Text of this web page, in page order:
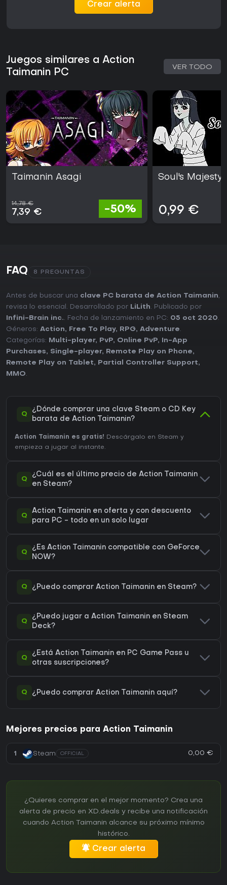
Crear alerta
Juegos similares a Action
Taimanin PC
VER TODO
Taimanin Asagi
14,78 €
7,39 € -50%
Soul's Majesty
0,99 €
FAQ 8 PREGUNTAS
Antes de buscar una clave PC barata de Action Taimanin,
revisa lo esencial. Desarrollado por LiLith. Publicado por
Infini-Brain inc.. Fecha de lanzamiento en PC: 05 oct 2020.
Géneros: Action, Free To Play, RPG, Adventure.
Categorías:
Multi-player, PvP, Online PvP,
In-App
Purchases, Single-player, Remote Play on Phone,
Remote Play on Tablet, Partial Controller Support,
MMO.
Q
¿Dónde comprar una clave Steam o CD Key
barata de Action Taimanin?
Action Taimanin es gratis! Descárgalo en Steam y
empieza a jugar al instante.
Q
¿Cuál es el último precio de Action Taimanin
en Steam?
Q
Action Taimanin en oferta y con descuento
para PC - todo en un solo lugar
Q
¿Es Action Taimanin compatible con GeForce
NOW?
Q ¿Puedo comprar Action Taimanin en Steam?
Q
¿Puedo jugar a Action Taimanin en Steam
Deck?
Q
¿Está Action Taimanin en PC Game Pass u
otras suscripciones?
Q ¿Puedo comprar Action Taimanin aquí?
Mejores precios para Action Taimanin
1 Steam OFFICIAL 0,00 €
¿Quieres comprar en el mejor momento? Crea una
alerta de precio en XD.deals y recibe una notificación
cuando Action Taimanin alcance su próximo mínimo
histórico.
Crear alerta